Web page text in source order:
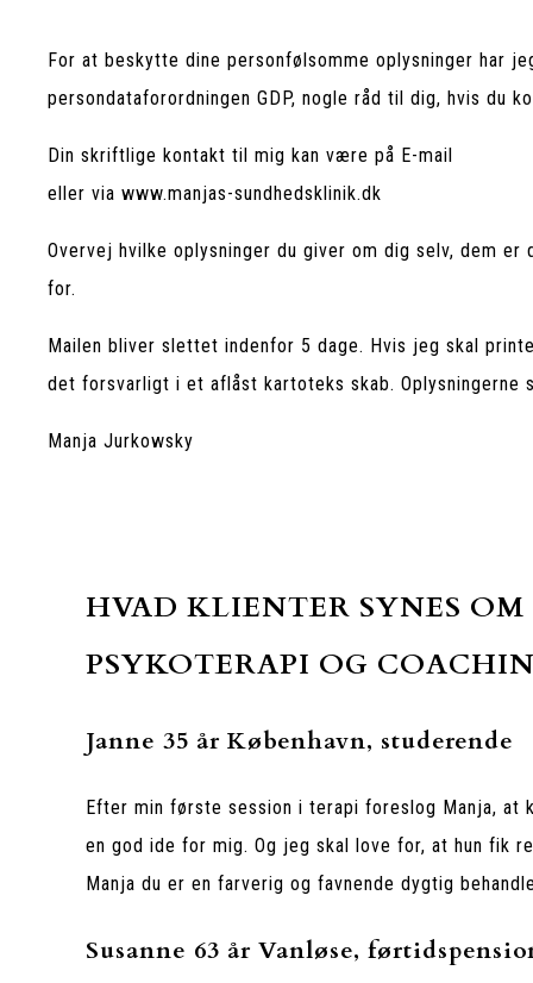
For at beskytte dine personfølsomme oplysninger har
persondataforordningen GDP, nogle råd til dig, hvis du
Din skriftlige kontakt til mig kan være på E-mail
eller via www.manjas-sundhedsklinik.dk
Overvej hvilke oplysninger du giver om dig selv, dem er
for.
Mailen bliver slettet indenfor 5 dage. Hvis jeg skal
det forsvarligt i et aflåst kartoteks skab. Oplysningerne
Manja Jurkowsky
HVAD KLIENTER SYNES OM
PSYKOTERAPI OG
Janne 35 år København, studerende
Efter min første session i terapi foreslog Manja, at
en god ide for mig. Og jeg skal love for, at hun fik
Manja du er en farverig og favnende dygtig
Susanne 63 år Vanløse,